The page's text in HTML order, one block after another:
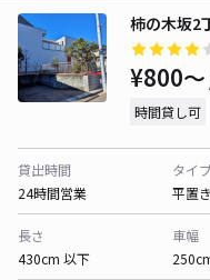
柿の木坂2
¥800〜
時間貸し可
貸出時間
24時間営業
タイ
平置き
長さ
430cm 以下
車幅